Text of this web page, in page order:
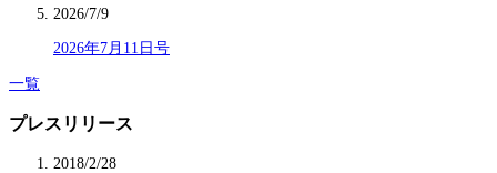
2026/7/9
2026年7月11日号
一覧
プレスリリース
2018/2/28